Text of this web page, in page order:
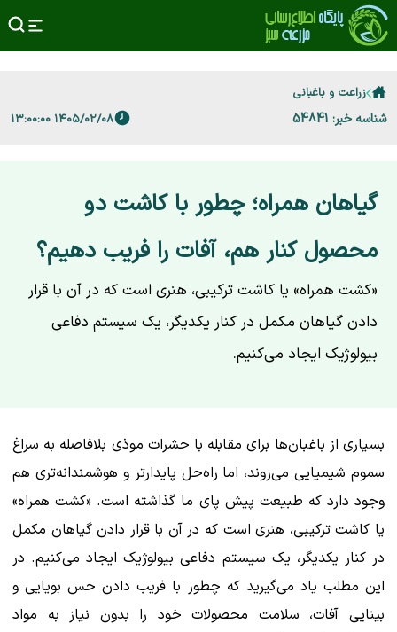
زراعت و باغبانی
شناسه خبر: 54841 ۱۴۰۵/۰۲/۰۸ ۱۳:۰۰:۰۰
گیاهان همراه؛ چطور با کاشت دو
محصول کنار هم، آفات را فریب دهیم؟
«کشت همراه» یا کاشت ترکیبی، هنری است که در آن با قرار
دادن گیاهان مکمل در کنار یکدیگر، یک سیستم دفاعی
بیولوژیک ایجاد می‌کنیم.
بسیاری از باغبان‌ها برای مقابله با حشرات موذی بلافاصله به سراغ
سموم شیمیایی می‌روند، اما راه‌حل پایدارتر و هوشمندانه‌تری هم
وجود دارد که طبیعت پیش پای ما گذاشته است. «کشت همراه»
یا کاشت ترکیبی، هنری است که در آن با قرار دادن گیاهان مکمل
در کنار یکدیگر، یک سیستم دفاعی بیولوژیک ایجاد می‌کنیم. در
این مطلب یاد می‌گیرید که چطور با فریب دادن حس بویایی و
بینایی آفات، سلامت محصولات خود را بدون نیاز به مواد